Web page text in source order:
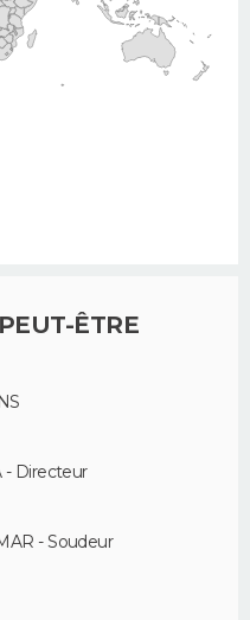
ÊTRE
- Directeur
- Soudeur